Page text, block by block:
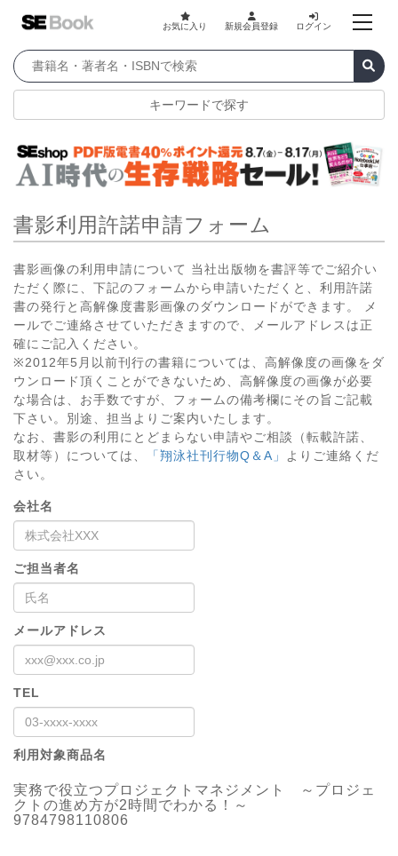
お気に入り 新規会員登録 ログイン
キーワードで探す
書影利用許諾申請フォーム
書影画像の利用申請について 当社出版物を書評等でご紹介い
ただく際に、下記のフォームから申請いただくと、利用許諾
書の発行と高解像度書影画像のダウンロードができます。 メ
ールでご連絡させていただきますので、メールアドレスは正
確にご記入ください。
※2012年5月以前刊行の書籍については、高解像度の画像をダ
ウンロード頂くことができないため、高解像度の画像が必要
な場合は、お手数ですが、フォームの備考欄にその旨ご記載
下さい。別途、担当よりご案内いたします。
なお、書影の利用にとどまらない申請やご相談（転載許諾、
取材等）については、
「翔泳社刊行物Q＆A」
よりご連絡くだ
さい。
会社名
ご担当者名
メールアドレス
TEL
利用対象商品名
実務で役立つプロジェクトマネジメント ～プロジェ
クトの進め方が2時間でわかる！～
9784798110806